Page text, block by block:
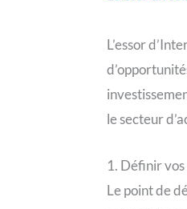
L’essor
le secteur
1. Définir
Le point de